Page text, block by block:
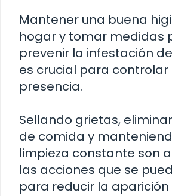
Mantener una buena
hogar y tomar medidas
prevenir la infestación
es crucial para controlar
presencia.
Sellando grietas,
de comida y
limpieza constante son
las acciones que se
para reducir la